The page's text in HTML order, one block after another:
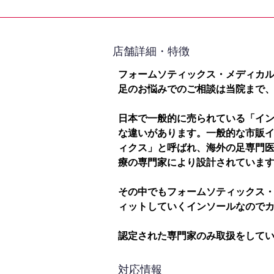
​店舗詳細・特徴
フォームソティックス・メディカ
足のお悩みでのご相談は当院まで
日本で一般的に売られている「イ
な違いがあります。一般的な市販
ィクス」と呼ばれ、海外の足専門
療の専門家により設計されていま
その中でもフォームソティックス
ィットしていくインソールなので
認定された専門家のみ取扱をして
対応情報